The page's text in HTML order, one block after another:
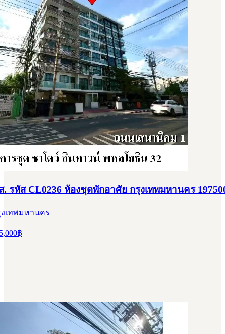
. รหัส CL0236 ห้องชุดพักอาศัย กรุงเทพมหานคร
เทพมหานคร
฿